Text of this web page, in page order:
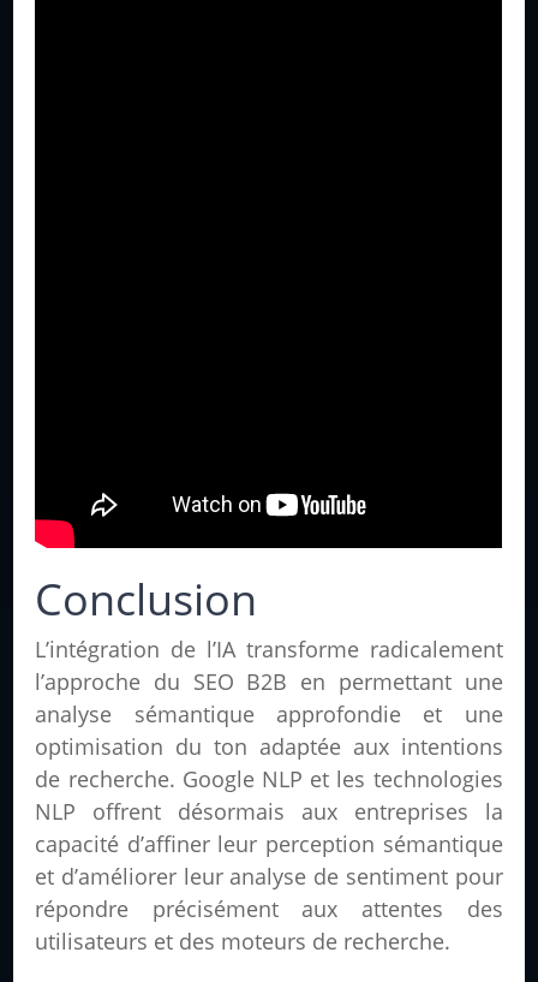
Conclusion
L’intégration de l’IA transforme radicalement
l’approche du SEO B2B en permettant une
analyse sémantique approfondie et une
optimisation du ton adaptée aux intentions
de recherche. Google NLP et les technologies
NLP offrent désormais aux entreprises la
capacité d’affiner leur perception sémantique
et d’améliorer leur analyse de sentiment pour
répondre précisément aux attentes des
utilisateurs et des moteurs de recherche.